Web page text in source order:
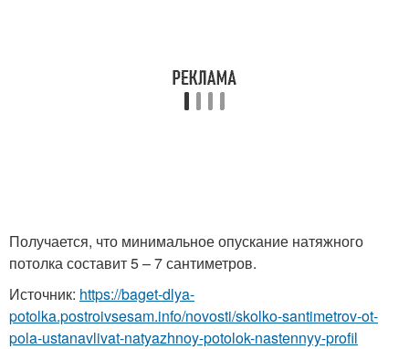
Получается, что минимальное опускание натяжного
потолка составит 5 – 7 сантиметров.
Источник: https://baget-dlya-
potolka.postroivsesam.info/novosti/skolko-santimetrov-ot-
pola-ustanavlivat-natyazhnoy-potolok-nastennyy-profil